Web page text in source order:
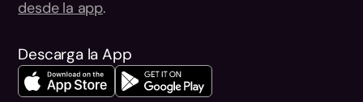
Descarga la App
desde la app.